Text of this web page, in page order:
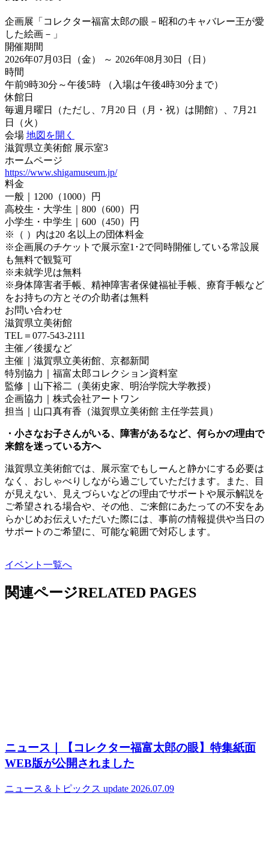
企画展「コレクター福富太郎の眼－昭和のキャバレー王が愛
した絵画－」
開催期間
2026年07月03日（金） ～ 2026年08月30日（日）
時間
午前9時30分～午後5時 （入場は午後4時30分まで）
休館日
毎週月曜日（ただし、7月20 日（月・祝）は開館）、7月21
日（火）
会場 地図を開く
滋賀県立美術館 展示室3
ホームページ
https://www.shigamuseum.jp/
料金
一般｜1200（1000）円
高校生・大学生｜800（600）円
小学生・中学生｜600（450）円
※（ ）内は20 名以上の団体料金
※企画展のチケットで展示室1･2で同時開催している常設展
も無料で観覧可
※未就学児は無料
※身体障害者手帳、精神障害者保健福祉手帳、療育手帳など
をお持ちの方とその介助者は無料
お問い合わせ
滋賀県立美術館
TEL＝077-543-2111
主催／後援など
主催｜滋賀県立美術館、京都新聞
特別協力｜福富太郎コレクション資料室
監修｜山下裕二（美術史家、明治学院大学教授）
企画協力｜株式会社アートワン
担当｜山口真有香（滋賀県立美術館 主任学芸員）
・小さなお子さんがいる、障害があるなど、何らかの理由で
来館を迷っている方へ
滋賀県立美術館では、展示室でもしーんと静かにする必要は
なく、おしゃべりしながら過ごしていただけます。また、目
が見えない、見えづらいなどの理由でサポートや展示解説を
ご希望される場合や、その他、ご来館にあたっての不安をあ
らかじめお伝えいただいた際には、事前の情報提供や当日の
サポートのご希望に、可能な範囲で対応します。
イベント一覧へ
関連ページRELATED PAGES
ニュース｜【コレクター福富太郎の眼】特集紙面
WEB版が公開されました
ニュース＆トピックス update 2026.07.09